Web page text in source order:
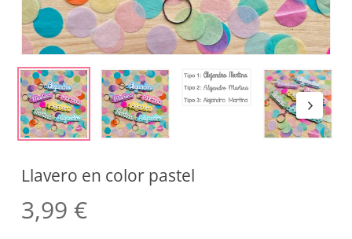
Llavero en color pastel
3,99 €